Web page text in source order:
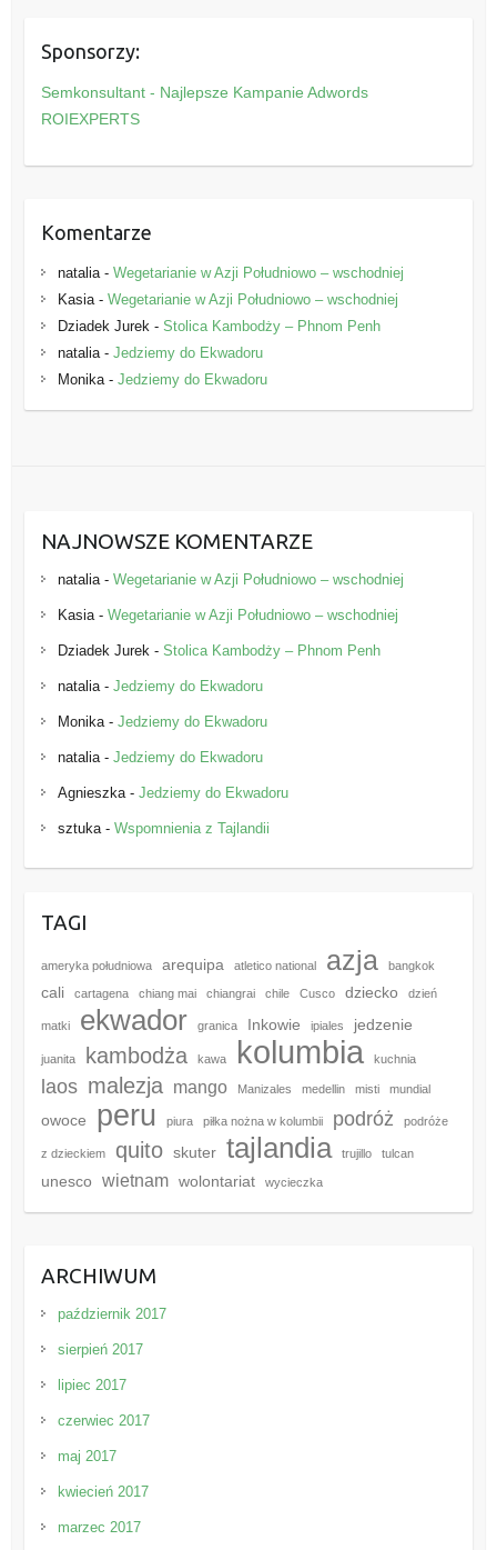
g
o
r
e
Sponsorzy:
Semkonsultant - Najlepsze Kampanie Adwords
ROIEXPERTS
Komentarze
natalia- Wegetarianie w Azji Południowo – wschodniej
Kasia- Wegetarianie w Azji Południowo – wschodniej
Dziadek Jurek - Stolica Kambodży – Phnom Penh
natalia- Jedziemy do Ekwadoru
Monika- Jedziemy do Ekwadoru
NAJNOWSZE KOMENTARZE
natalia- Wegetarianie w Azji Południowo – wschodniej
Kasia- Wegetarianie w Azji Południowo – wschodniej
Dziadek Jurek - Stolica Kambodży – Phnom Penh
natalia- Jedziemy do Ekwadoru
Monika- Jedziemy do Ekwadoru
natalia- Jedziemy do Ekwadoru
Agnieszka- Jedziemy do Ekwadoru
sztuka- Wspomnienia z Tajlandii
TAGI
ameryka południowa arequipa atletico national azja bangkok
cali cartagena chiang mai chiangrai chile Cusco dziecko dzień
matki ekwador granica Inkowie ipiales jedzenie
juanita kambodża kawa kolumbia kuchnia
laos malezja mango Manizales medellin misti mundial
owoce peru piura piłka nożna w kolumbii podróż podróże
z dzieckiem quito skuter tajlandia trujillo tulcan
unesco wietnam wolontariat wycieczka
ARCHIWUM
październik 2017
sierpień 2017
lipiec 2017
czerwiec 2017
maj 2017
kwiecień 2017
marzec 2017